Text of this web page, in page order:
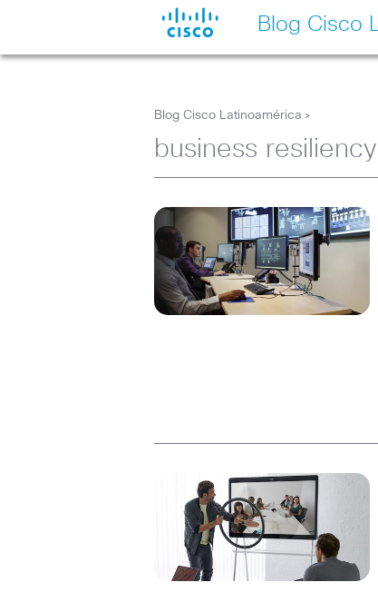
Blog Cisco
Blog Cisco Latinoamérica >
business resiliency